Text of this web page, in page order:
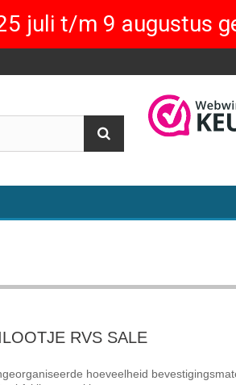
juli t/m 9 augustus
RVS SALE
hoeveelheid